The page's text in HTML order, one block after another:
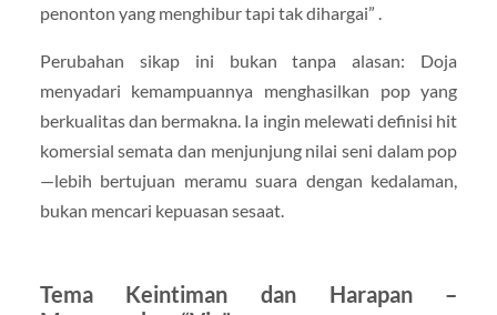
penonton yang menghibur tapi tak dihargai” .
Perubahan sikap ini bukan tanpa alasan: Doja
menyadari kemampuannya menghasilkan pop yang
berkualitas dan bermakna. Ia ingin melewati definisi hit
komersial semata dan menjunjung nilai seni dalam pop
—lebih bertujuan meramu suara dengan kedalaman,
bukan mencari kepuasan sesaat.
Tema Keintiman dan Harapan –